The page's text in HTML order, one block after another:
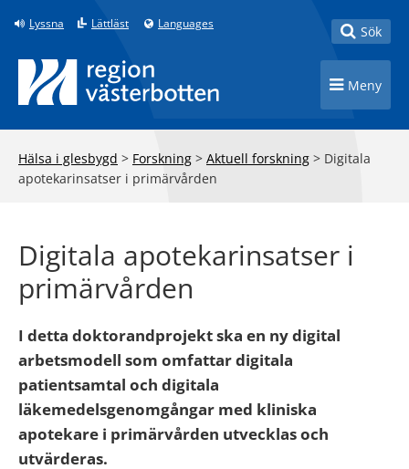
Till innehåll på sidan
Lyssna Lättläst Languages Toggle
Sök
Toggle
Meny
Hälsa i glesbygd > Forskning > Aktuell forskning > Digitala
apotekarinsatser i primärvården
Digitala apotekarinsatser i
primärvården
I detta doktorandprojekt ska en ny digital
arbetsmodell som omfattar digitala
patientsamtal och digitala
läkemedelsgenomgångar med kliniska
apotekare i primärvården utvecklas och
utvärderas.